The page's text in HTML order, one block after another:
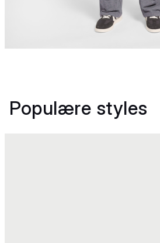
Populære styles